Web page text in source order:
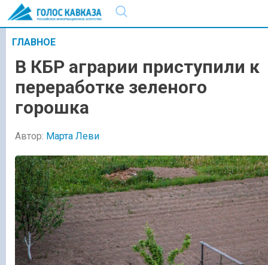
ГЛАВНОЕ
В КБР аграрии приступили к
переработке зеленого
горошка
Автор: Марта Леви